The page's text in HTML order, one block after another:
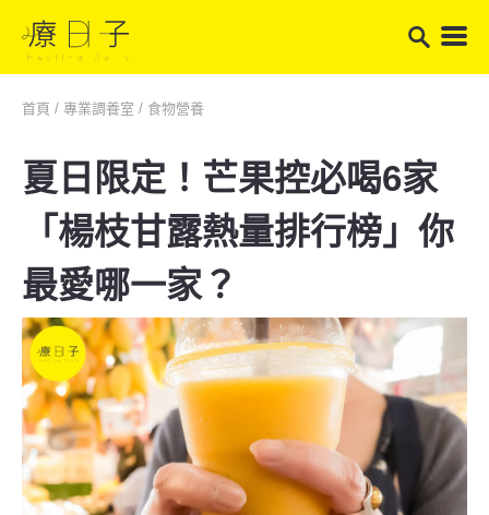
首頁 / 專業調養室 / 食物營養
夏日限定！芒果控必喝6家
「楊枝甘露熱量排行榜」你
最愛哪一家？